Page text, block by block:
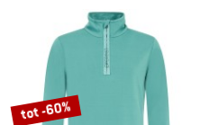
tot -60%